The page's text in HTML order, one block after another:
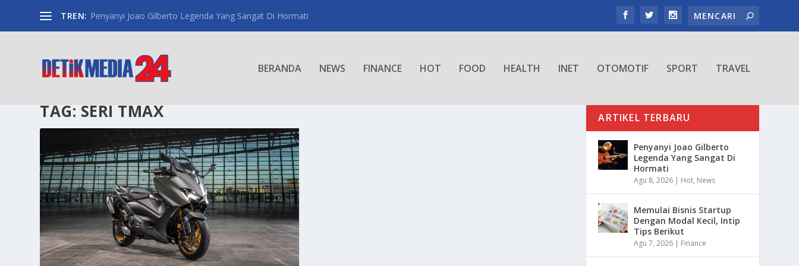
TREN: Penyanyi Joao Gilberto Legenda Yang Sangat Di Hormati
BERANDA NEWS FINANCE HOT FOOD HEALTH INET OTOMOTIF SPORT TRAVEL
TAG: SERI TMAX ARTIKEL TERBARU
Penyanyi Joao Gilberto
Legenda Yang Sangat Di
Hormati
Agu 8, 2026 | Hot, News
Memulai Bisnis Startup
Dengan Modal Kecil, Intip
Tips Berikut
Agu 7, 2026 | Finance